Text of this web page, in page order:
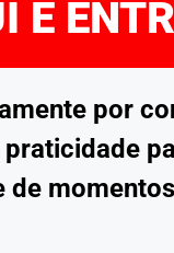
E
por